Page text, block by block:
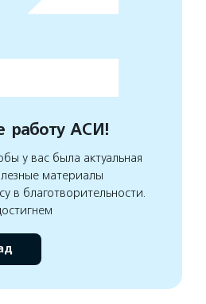
работу АСИ!
у вас была актуальная
материалы
в благотворительности.